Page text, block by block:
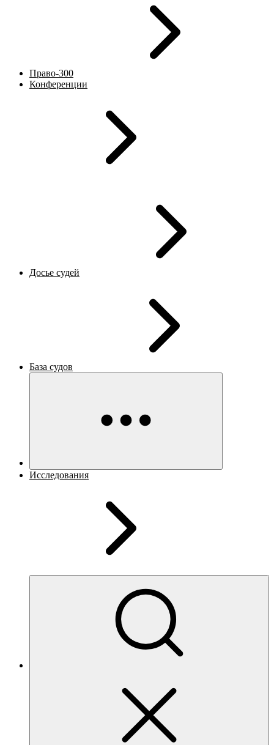
Право-300
Конференции
Досье судей
База судов
Исследования